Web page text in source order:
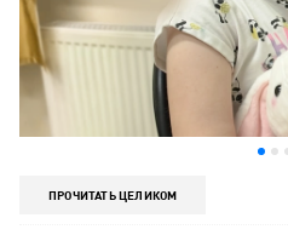
ПРОЧИТАТЬ ЦЕЛИКОМ